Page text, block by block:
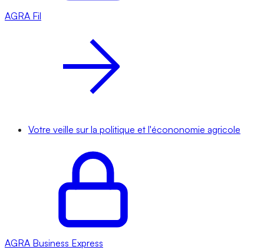
AGRA Fil
Votre veille sur la politique et l'écononomie agricole
AGRA Business Express